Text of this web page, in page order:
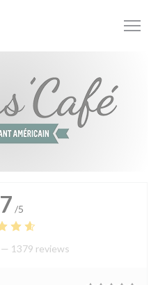
/5
— 1379 reviews